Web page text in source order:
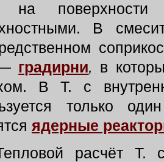
на
В
градирни, в
В Т. с
только
ядерные
расчёт Т.